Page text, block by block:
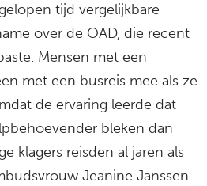
tijd vergelijkbare
over de OAD, die recent
Mensen met een
met een busreis mee als ze
de ervaring leerde dat
bleken dan
klagers reisden al jaren als
Jeanine Janssen